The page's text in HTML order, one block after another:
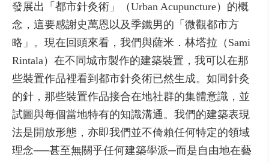
發展出「都市針灸術」（Urban Acupuncture）的概
念，這要感謝史萬恩以及季鐵男的「微觀都市方
略」。現在回頭來看，我們與薩米．林塔拉（Sami
Rintala）在不同城市製作的建築裝置，我可以在那
些裝置作品裡看到都市針灸術已然生成。如同針灸
的針，那些裝置作品接合在地社群的集體意識，並
試圖與每個當地特有的知識溝通。我們的建築表現
法是開放形態，亦即我們並不倚賴任何特定的領域
理念──甚至無關乎任何建築學派─而是自由地在藝